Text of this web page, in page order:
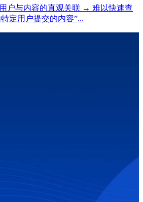
户与内容的直观关联 → 难以快速查
定用户提交的内容”...